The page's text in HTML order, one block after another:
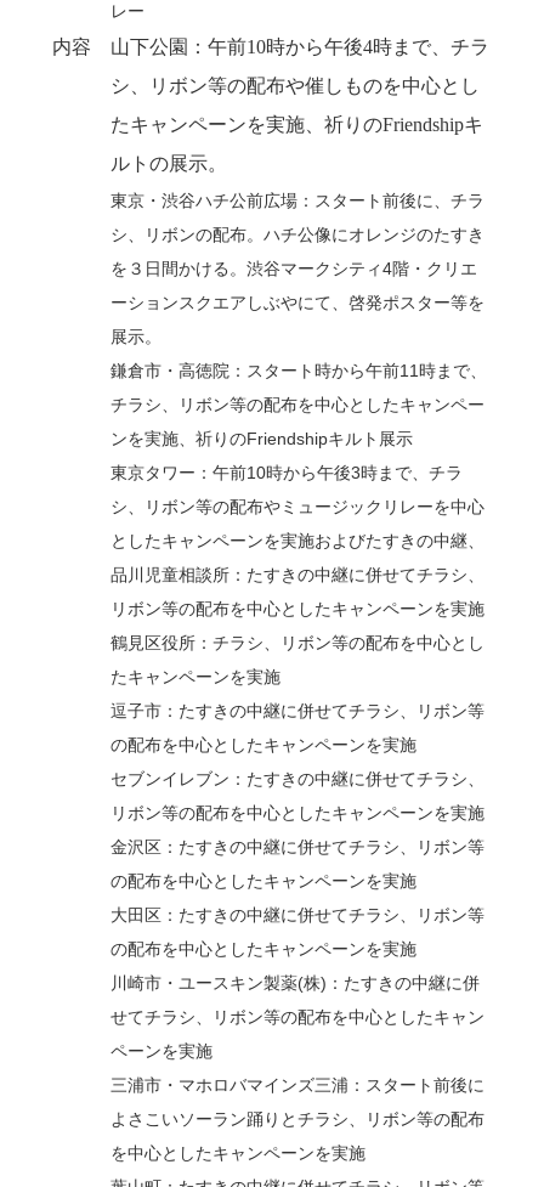
レー
内容
山下公園：午前10時から午後4時まで、チラ
シ、リボン等の配布や催しものを中心とし
たキャンペーンを実施、祈りのFriendshipキ
ルトの展示。
東京・渋谷ハチ公前広場：スタート前後に、チラ
シ、リボンの配布。ハチ公像にオレンジのたすき
を３日間かける。渋谷マークシティ4階・クリエ
ーションスクエアしぶやにて、啓発ポスター等を
展示。
鎌倉市・高徳院：スタート時から午前11時まで、
チラシ、リボン等の配布を中心としたキャンペー
ンを実施、祈りのFriendshipキルト展示
東京タワー：午前10時から午後3時まで、チラ
シ、リボン等の配布やミュージックリレーを中心
としたキャンペーンを実施およびたすきの中継、
品川児童相談所：たすきの中継に併せてチラシ、
リボン等の配布を中心としたキャンペーンを実施
鶴見区役所：チラシ、リボン等の配布を中心とし
たキャンペーンを実施
逗子市：たすきの中継に併せてチラシ、リボン等
の配布を中心としたキャンペーンを実施
セブンイレブン：たすきの中継に併せてチラシ、
リボン等の配布を中心としたキャンペーンを実施
金沢区：たすきの中継に併せてチラシ、リボン等
の配布を中心としたキャンペーンを実施
大田区：たすきの中継に併せてチラシ、リボン等
の配布を中心としたキャンペーンを実施
川崎市・ユースキン製薬(株)：たすきの中継に併
せてチラシ、リボン等の配布を中心としたキャン
ペーンを実施
三浦市・マホロバマインズ三浦：スタート前後に
よさこいソーラン踊りとチラシ、リボン等の配布
を中心としたキャンペーンを実施